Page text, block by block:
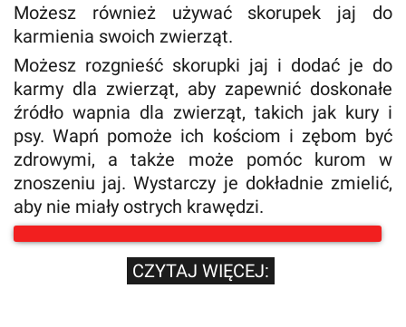
Możesz również używać skorupek jaj do
karmienia swoich zwierząt.
Możesz rozgnieść skorupki jaj i dodać je do
karmy dla zwierząt, aby zapewnić doskonałe
źródło wapnia dla zwierząt, takich jak kury i
psy. Wapń pomoże ich kościom i zębom być
zdrowymi, a także może pomóc kurom w
znoszeniu jaj. Wystarczy je dokładnie zmielić,
aby nie miały ostrych krawędzi.
CZYTAJ WIĘCEJ: